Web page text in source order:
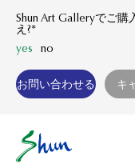
Shun Art Galleryでご
え?*
yes
no